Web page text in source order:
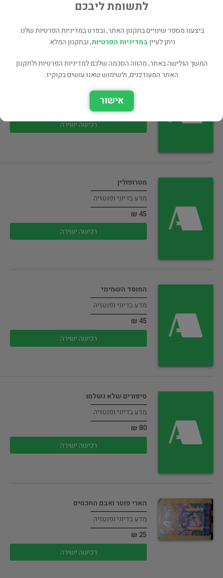
אבן בשמיים
מדע בדיוני ופנטזיה
רכישה ישירה
מטרופולין
מדע בדיוני ופנטזיה
45 ₪
רכישה ישירה
המוסד השמימי
מדע בדיוני ופנטזיה
45 ₪
רכישה ישירה
סיפורים שלא נשלמו
מדע בדיוני ופנטזיה
80 ₪
רכישה ישירה
הארי פוטר ואבם החכמים
מדע בדיוני ופנטזיה
25 ₪
רכישה ישירה
לתשומת ליבכם
ביצענו מספר שינויים בתקנון האתר, ובפרט במדיניות הפרטיות שלנו.
ניתן לעייןבמדיניות הפרטיות, ובתקנון המלא.
המשך הגלישה באתר, מהווה הסכמה שלכם למדיניות הפרטיות ולתקנון
האתר המעודכנים, ולשימוש שאנו עושים בקוקיז.
אישור